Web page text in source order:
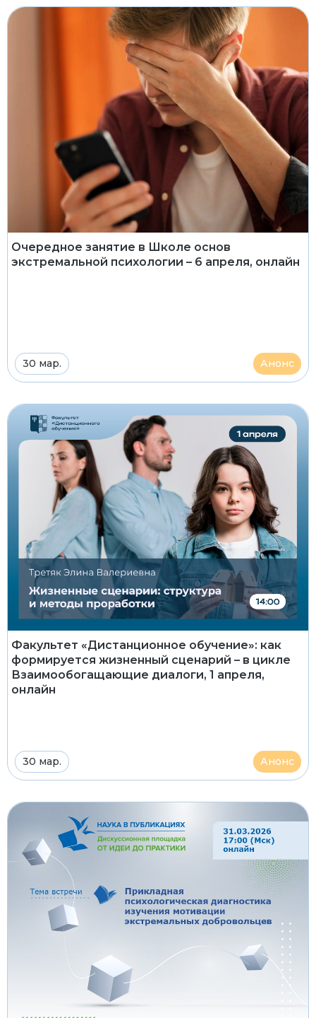
Очередное занятие в Школе основ
экстремальной психологии – 6 апреля, онлайн
30 мар. Анонс
Факультет «Дистанционное обучение»: как
формируется жизненный сценарий – в цикле
Взаимообогащающие диалоги, 1 апреля,
онлайн
30 мар. Анонс